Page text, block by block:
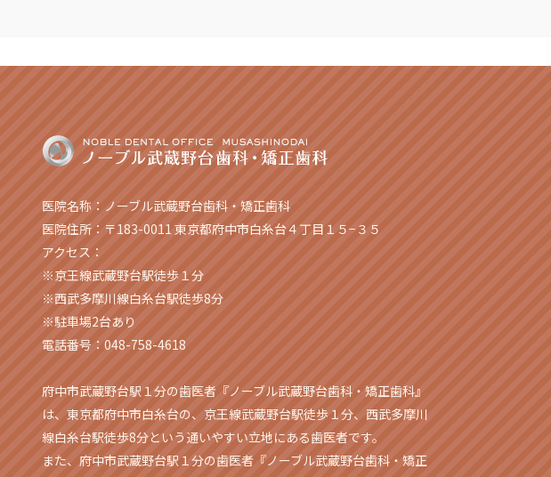
医院名称：ノーブル武蔵野台歯科・矯正歯科
医院住所：〒183-0011 東京都府中市白糸台４丁目１５−３５
アクセス：
※京王線武蔵野台駅徒歩１分
※西武多摩川線白糸台駅徒歩8分
※駐車場2台あり
電話番号：048-758-4618
府中市武蔵野台駅１分の歯医者『ノーブル武蔵野台歯科・矯正歯科』
は、東京都府中市白糸台の、京王線武蔵野台駅徒歩１分、西武多摩川
線白糸台駅徒歩8分という通いやすい立地にある歯医者です。
また、府中市武蔵野台駅１分の歯医者『ノーブル武蔵野台歯科・矯正